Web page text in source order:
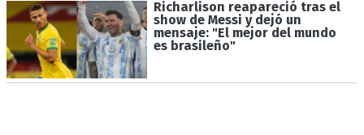
Richarlison reapareció tras el
show de Messi y dejó un
mensaje: "El mejor del mundo
es brasileño"